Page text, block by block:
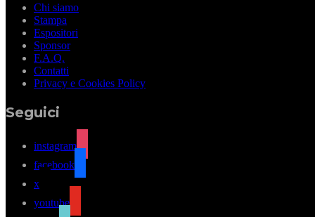
Chi siamo
Stampa
Espositori
Sponsor
F.A.Q.
Contatti
Privacy e Cookies Policy
Seguici
instagram
facebook
x
youtube